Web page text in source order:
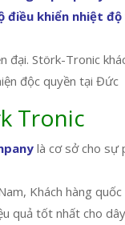
khiển nhiệt
đại. Störk-Tronic
độc quyền tại Đức
Tronic
là cơ sở cho sự
Khách hàng
quả tốt nhất cho